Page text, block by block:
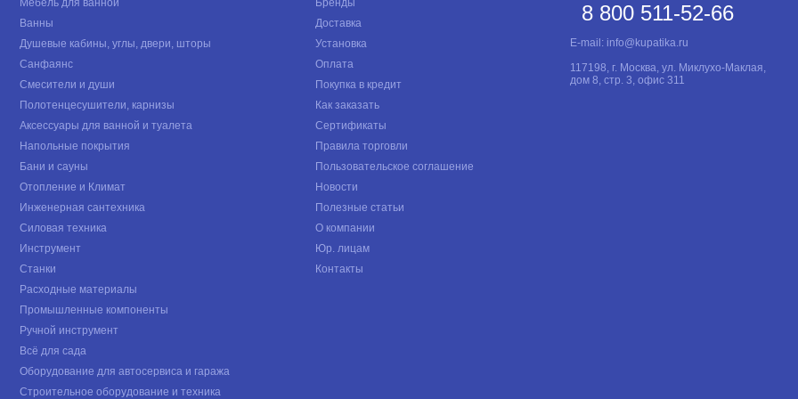
Мебель для ванной
Ванны
Душевые кабины, углы, двери, шторы
Санфаянс
Смесители и души
Полотенцесушители, карнизы
Аксессуары для ванной и туалета
Напольные покрытия
Бани и сауны
Отопление и Климат
Инженерная сантехника
Силовая техника
Инструмент
Станки
Расходные материалы
Промышленные компоненты
Ручной инструмент
Всё для сада
Оборудование для автосервиса и гаража
Строительное оборудование и техника
Бренды
Доставка
Установка
Оплата
Покупка в кредит
Как заказать
Сертификаты
Правила торговли
Пользовательское соглашение
Новости
Полезные статьи
О компании
Юр. лицам
Контакты
8 800 511-52-66
E-mail: info@kupatika.ru
117198, г. Москва, ул. Миклухо-Маклая,
дом 8, стр. 3, офис 311